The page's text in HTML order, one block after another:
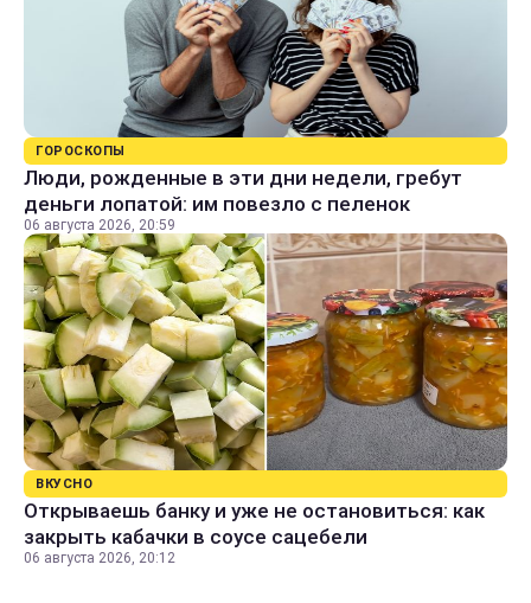
ГОРОСКОПЫ
Люди, рожденные в эти дни недели, гребут
деньги лопатой: им повезло с пеленок
06 августа 2026, 20:59
ВКУСНО
Открываешь банку и уже не остановиться: как
закрыть кабачки в соусе сацебели
06 августа 2026, 20:12